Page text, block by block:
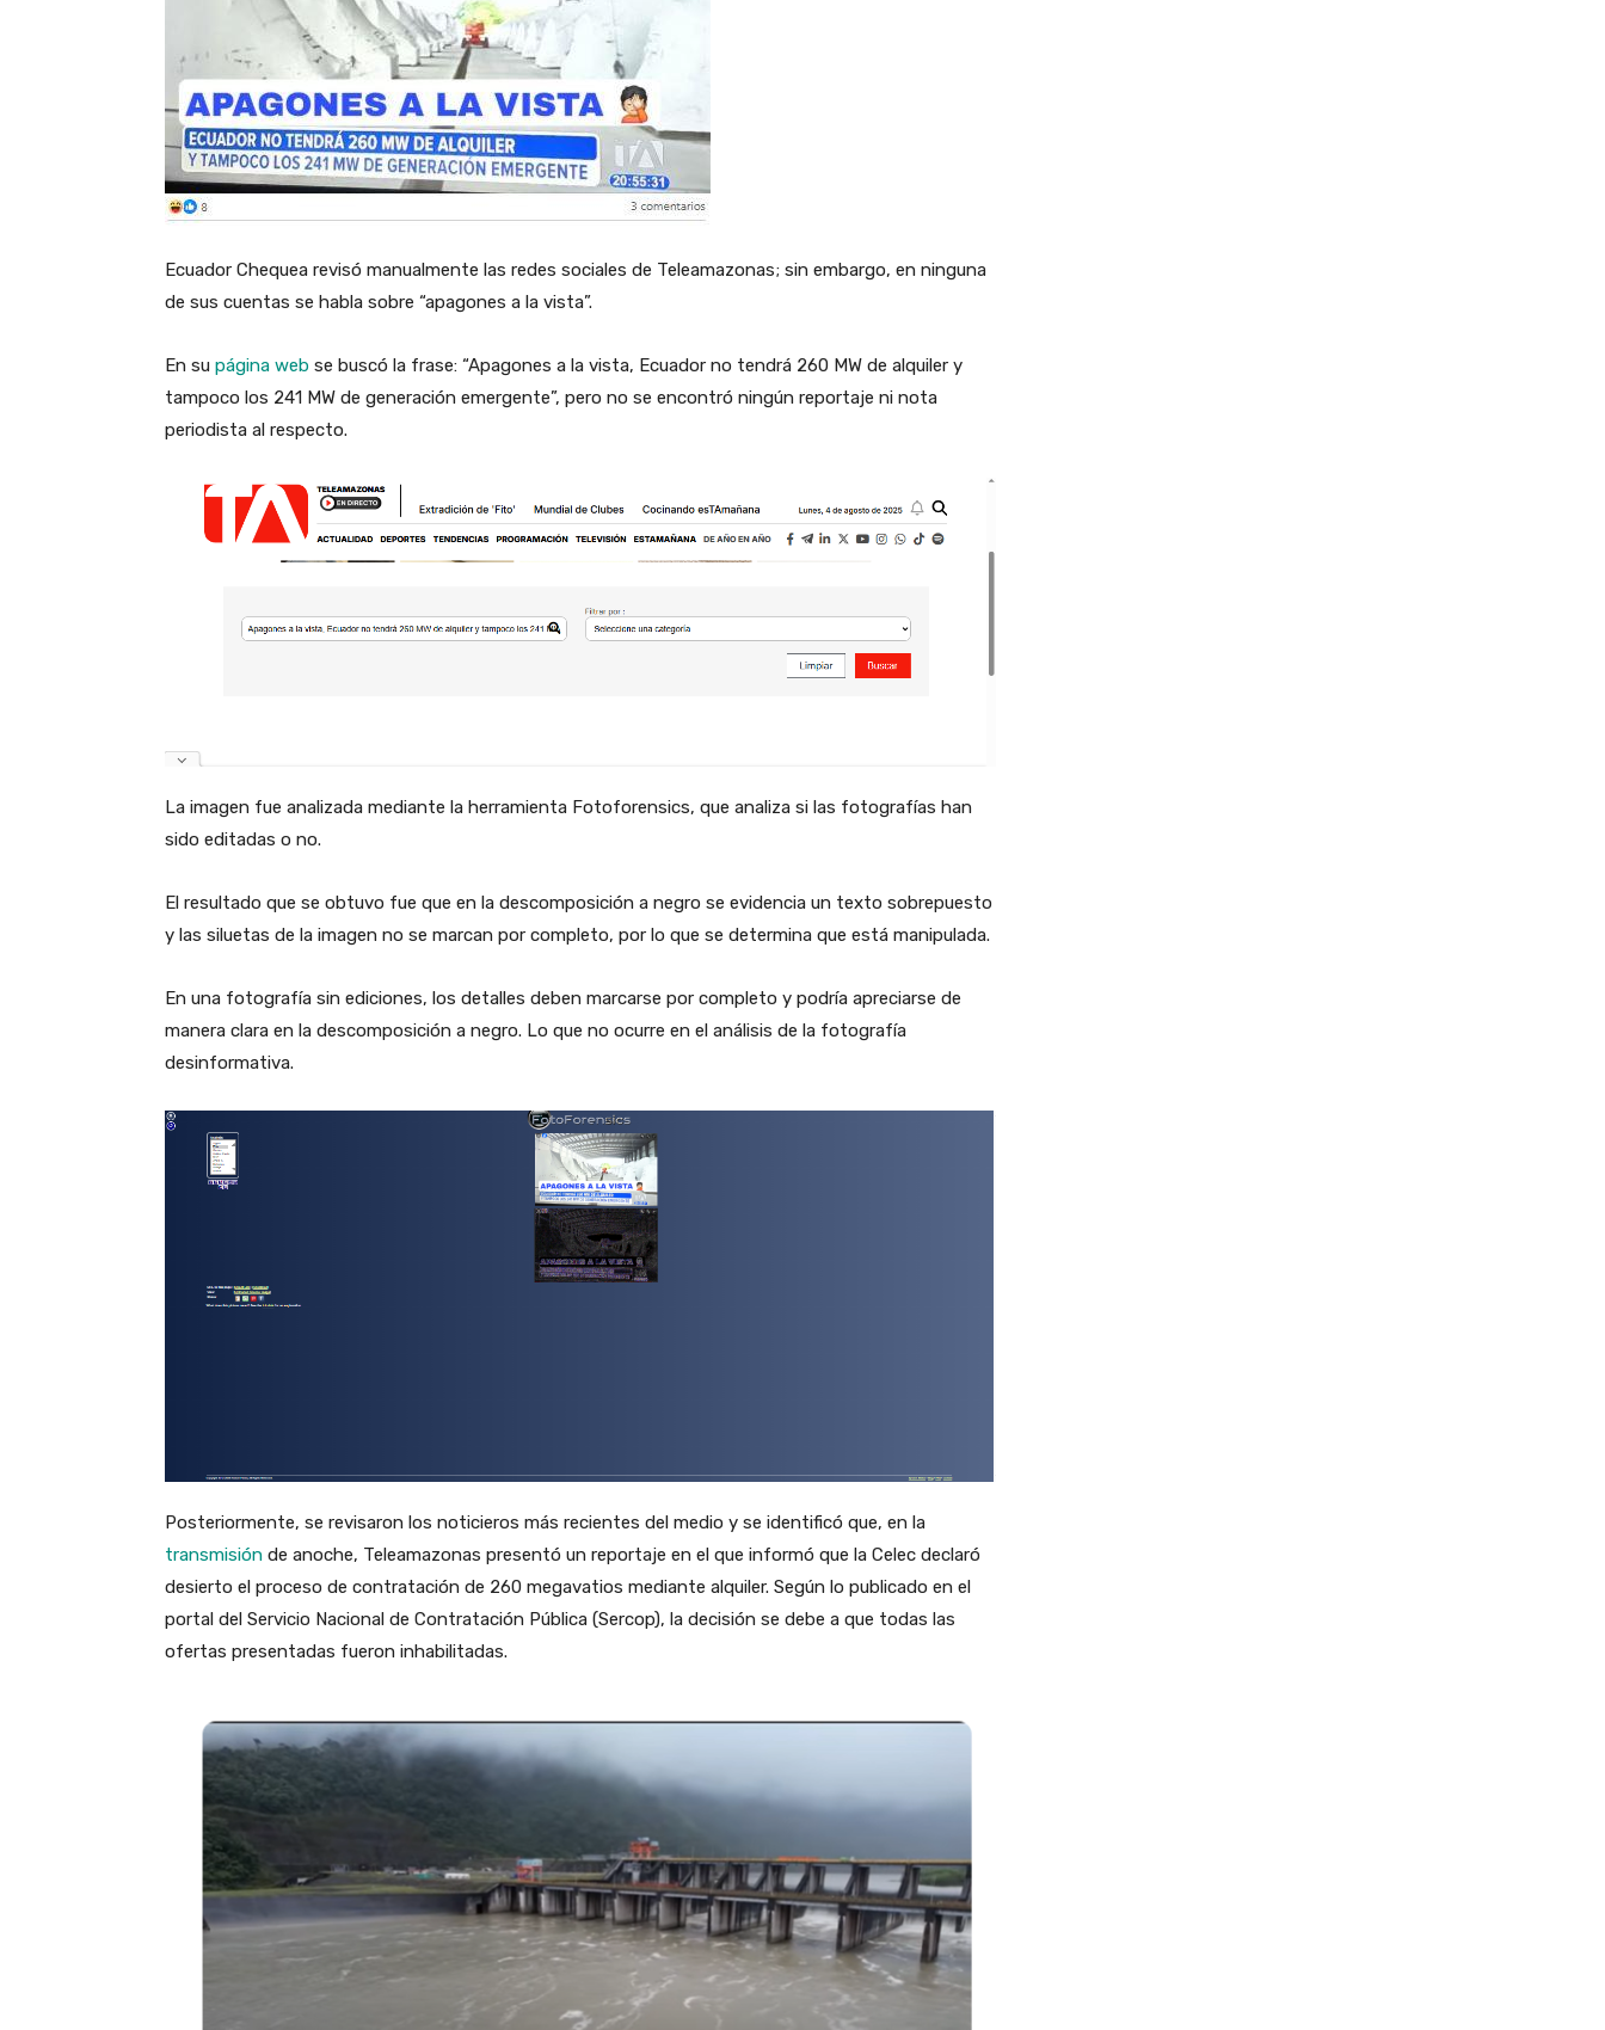
Ecuador Chequea revisó manualmente las redes sociales de Teleamazonas; sin embargo, en ninguna
de sus cuentas se habla sobre “apagones a la vista”.
En su página web se buscó la frase: “Apagones a la vista, Ecuador no tendrá 260 MW de alquiler y
tampoco los 241 MW de generación emergente”, pero no se encontró ningún reportaje ni nota
periodista al respecto.
La imagen fue analizada mediante la herramienta Fotoforensics, que analiza si las fotografías han
sido editadas o no.
El resultado que se obtuvo fue que en la descomposición a negro se evidencia un texto sobrepuesto
y las siluetas de la imagen no se marcan por completo, por lo que se determina que está manipulada.
En una fotografía sin ediciones, los detalles deben marcarse por completo y podría apreciarse de
manera clara en la descomposición a negro. Lo que no ocurre en el análisis de la fotografía
desinformativa.
Posteriormente, se revisaron los noticieros más recientes del medio y se identificó que, en la
transmisión de anoche, Teleamazonas presentó un reportaje en el que informó que la Celec declaró
desierto el proceso de contratación de 260 megavatios mediante alquiler. Según lo publicado en el
portal del Servicio Nacional de Contratación Pública (Sercop), la decisión se debe a que todas las
ofertas presentadas fueron inhabilitadas.